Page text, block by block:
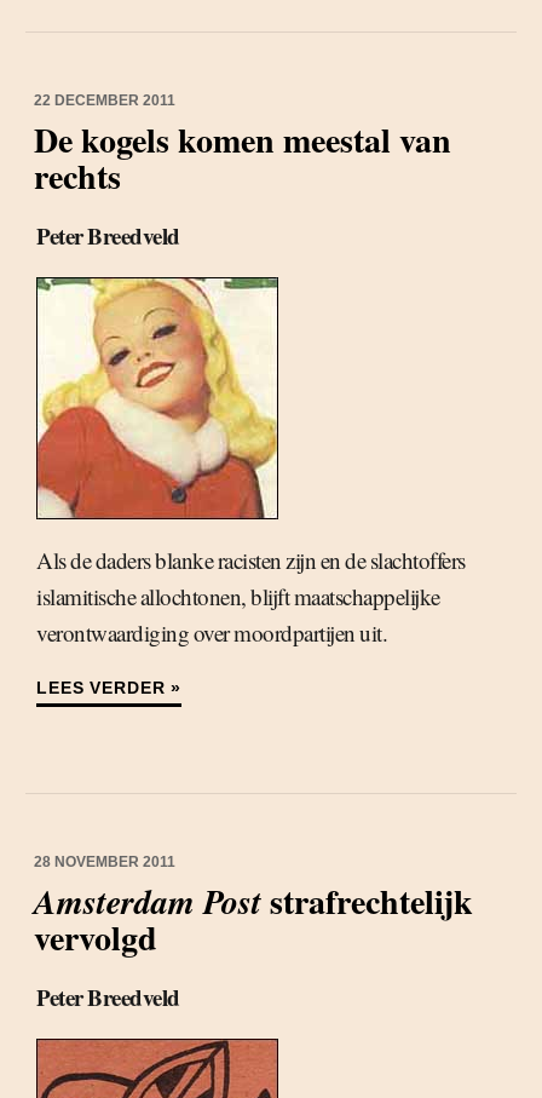
22 DECEMBER 2011
De kogels komen meestal van
rechts
Peter Breedveld
Als de daders blanke racisten zijn en de slachtoffers
islamitische allochtonen, blijft maatschappelijke
verontwaardiging over moordpartijen uit.
LEES VERDER »
28 NOVEMBER 2011
Amsterdam Poststrafrechtelijk
vervolgd
Peter Breedveld